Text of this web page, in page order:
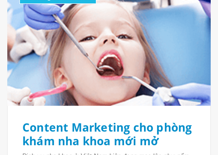
Content Marketing cho phòng
khám nha khoa mới mở